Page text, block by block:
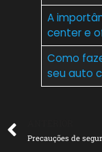
A
center e
Como
seu auto